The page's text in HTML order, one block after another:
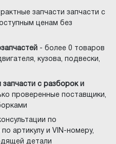
запчасти запчасти с
ценам без
- более 0 товаров
кузова, подвески,
запчасти с разборок и
проверенные поставщики,
по
артикулу и VIN-номеру,
детали